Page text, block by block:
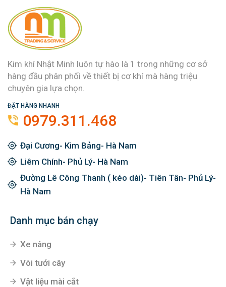
Kim khí Nhật Minh luôn tự hào là 1 trong những cơ sở
hàng đầu phân phối về thiết bị cơ khí mà hàng triệu
chuyên gia lựa chọn.
ĐẶT HÀNG NHANH
0979.311.468
Đại Cương- Kim Bảng- Hà Nam
Liêm Chính- Phủ Lý- Hà Nam
Đường Lê Công Thanh ( kéo dài)- Tiên Tân- Phủ Lý-
Hà Nam
Danh mục bán chạy
Xe nâng
Vòi tưới cây
Vật liệu mài cắt